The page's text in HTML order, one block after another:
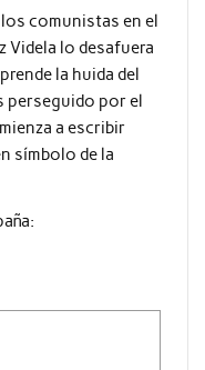
comunistas en el
Videla lo desafuera
la huida del
perseguido por el
a escribir
símbolo de la